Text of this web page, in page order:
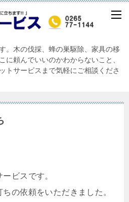
。木の伐採、蜂の巣駆除、家具の移
に頼んでいいのかわからないこと、
トサービスまで気軽にご相談くださ
ビスです。
の依頼をいただきました。